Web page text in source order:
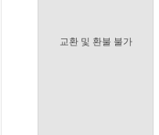
교환 및 환불 불가